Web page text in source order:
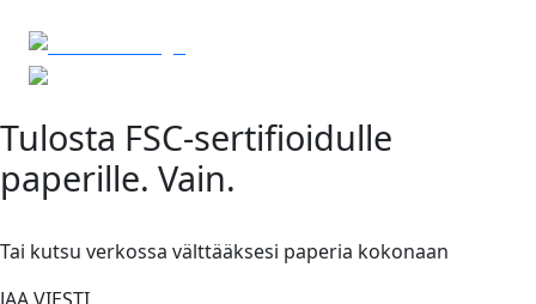
Tulosta FSC-sertifioidulle
paperille. Vain.
Tai kutsu verkossa välttääksesi paperia kokonaan